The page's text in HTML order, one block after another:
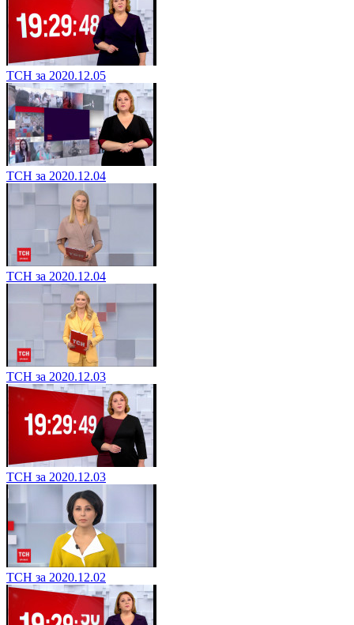
ТСН за 2020.12.05
ТСН за 2020.12.04
ТСН за 2020.12.04
ТСН за 2020.12.03
ТСН за 2020.12.03
ТСН за 2020.12.02